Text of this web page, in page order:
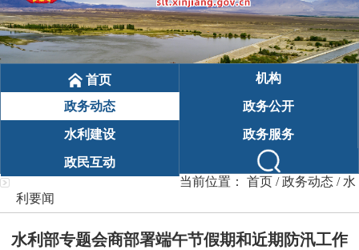
首页 机构
政务动态 政务公开
水利建设 政务服务
政民互动
当前位置： 首页 /政务动态 /水
利要闻
水利部专题会商部署端午节假期和近期防汛工作